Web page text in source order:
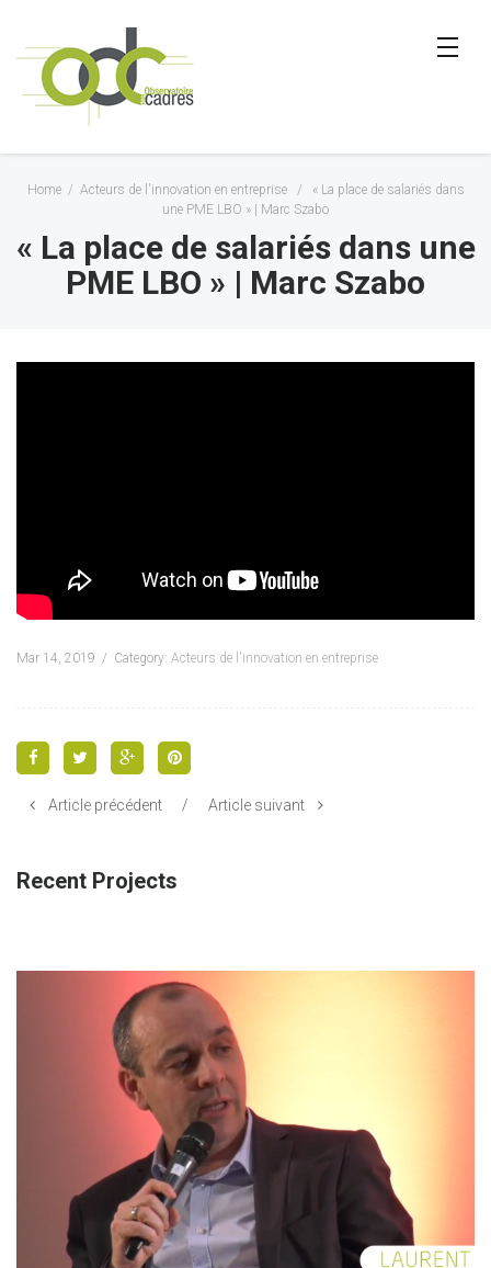
Home / Acteurs de l'innovation en entreprise /
« La place de salariés dans
une PME LBO » | Marc Szabo
« La place de salariés dans une
PME LBO » | Marc Szabo
Mar 14, 2019 Category: Acteurs de l'innovation en entreprise
Article précédent / Article suivant
Recent Projects